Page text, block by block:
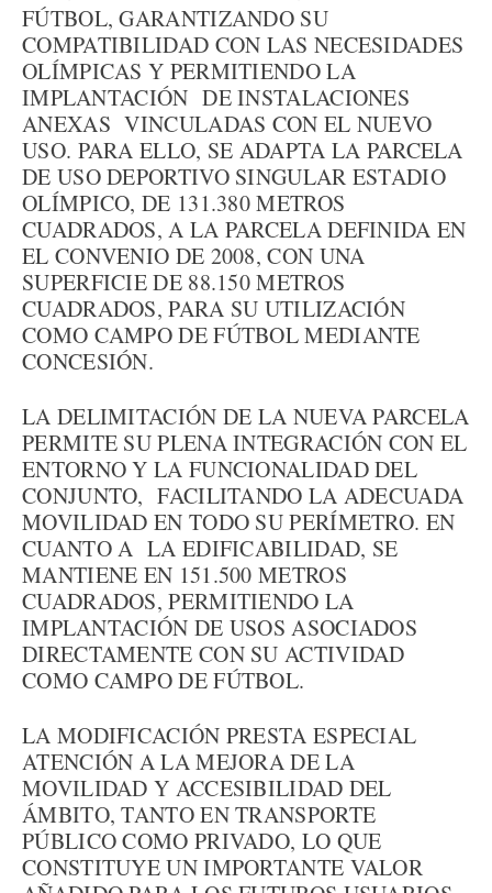
FÚTBOL, GARANTIZANDO SU
COMPATIBILIDAD CON LAS NECESIDADES
OLÍMPICAS Y PERMITIENDO LA
IMPLANTACIÓN DE INSTALACIONES
ANEXAS VINCULADAS CON EL NUEVO
USO. PARA ELLO, SE ADAPTA LA PARCELA
DE USO DEPORTIVO SINGULAR ESTADIO
OLÍMPICO, DE 131.380 METROS
CUADRADOS, A LA PARCELA DEFINIDA EN
EL CONVENIO DE 2008, CON UNA
SUPERFICIE DE 88.150 METROS
CUADRADOS, PARA SU UTILIZACIÓN
COMO CAMPO DE FÚTBOL MEDIANTE
CONCESIÓN.
LA DELIMITACIÓN DE LA NUEVA PARCELA
PERMITE SU PLENA INTEGRACIÓN CON EL
ENTORNO Y LA FUNCIONALIDAD DEL
CONJUNTO, FACILITANDO LA ADECUADA
MOVILIDAD EN TODO SU PERÍMETRO. EN
CUANTO A LA EDIFICABILIDAD, SE
MANTIENE EN 151.500 METROS
CUADRADOS, PERMITIENDO LA
IMPLANTACIÓN DE USOS ASOCIADOS
DIRECTAMENTE CON SU ACTIVIDAD
COMO CAMPO DE FÚTBOL.
LA MODIFICACIÓN PRESTA ESPECIAL
ATENCIÓN A LA MEJORA DE LA
MOVILIDAD Y ACCESIBILIDAD DEL
ÁMBITO, TANTO EN TRANSPORTE
PÚBLICO COMO PRIVADO, LO QUE
CONSTITUYE UN IMPORTANTE VALOR